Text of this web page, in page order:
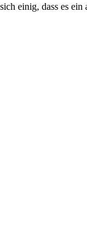
einig, dass es